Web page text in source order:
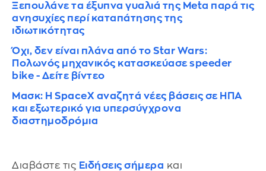
Ξεπουλάνε τα έξυπνα γυαλιά της Meta παρά τις
ανησυχίες περί καταπάτησης της
ιδιωτικότητας
Όχι, δεν είναι πλάνα από το Star Wars:
Πολωνός μηχανικός κατασκεύασε speeder
bike - Δείτε βίντεο
Μασκ: Η SpaceX αναζητά νέες βάσεις σε ΗΠΑ
και εξωτερικό για υπερσύγχρονα
διαστημοδρόμια
Διαβάστε τις Ειδήσεις σήμερα και